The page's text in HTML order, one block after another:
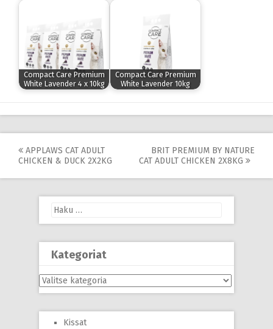
Compact Care Premium
White Lavender 4 x 10kg
Compact Care Premium
White Lavender 10kg
Post
APPLAWS CAT ADULT
CHICKEN & DUCK 2X2KG
BRIT PREMIUM BY NATURE
CAT ADULT CHICKEN 2X8KG
Haku:
Kategoriat
Kategoriat
Kissat